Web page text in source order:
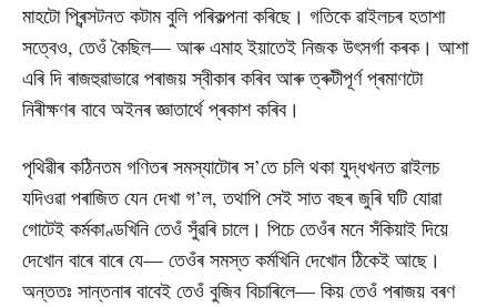
মাহটো প্ৰিন্সটনত কটাম বুলি পৰিকল্পনা কৰিছে। গতিকে ৱাইলচৰ হতাশা
সত্বেও, তেওঁ কৈছিল— আৰু এমাহ ইয়াতেই নিজক উৎসৰ্গা কৰক। আশা
এৰি দি ৰাজহুৱাভাৱে পৰাজয় স্বীকাৰ কৰিব আৰু ত্ৰুটীপূৰ্ণ প্ৰমাণটো
নিৰীক্ষণৰ বাবে অইনৰ জ্ঞাতাৰ্থে প্ৰকাশ কৰিব।
পৃথিৱীৰ কঠিনতম গণিতৰ সমস্যাটোৰ স’তে চলি থকা যুদ্ধখনত ৱাইলচ
যদিওৱা পৰাজিত যেন দেখা গ’ল, তথাপি সেই সাত বছৰ জুৰি ঘটি যোৱা
গোটেই কৰ্মকাণ্ডখিনি তেওঁ সুঁৱৰি চালে। পিচে তেওঁৰ মনে সঁকিয়াই দিয়ে
দেখোন বাৰে বাৰে যে— তেওঁৰ সমস্ত কৰ্মখিনি দেখোন ঠিকেই আছে।
অন্ততঃ সান্তনাৰ বাবেই তেওঁ বুজিব বিচাৰিলে— কিয় তেওঁ পৰাজয় বৰণ